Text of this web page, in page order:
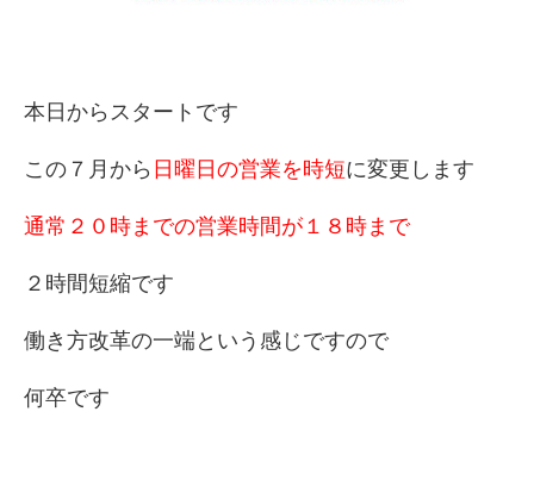
本日からスタートです
この７月から 日曜日の営業を時短に変更します
通常２０時までの営業時間が１８時まで
２時間短縮です
働き方改革の一端という感じですので
何卒です